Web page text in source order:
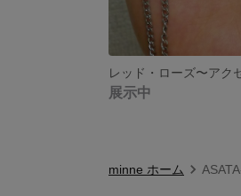
レッド・ローズ〜アク
展示中
minne ホーム